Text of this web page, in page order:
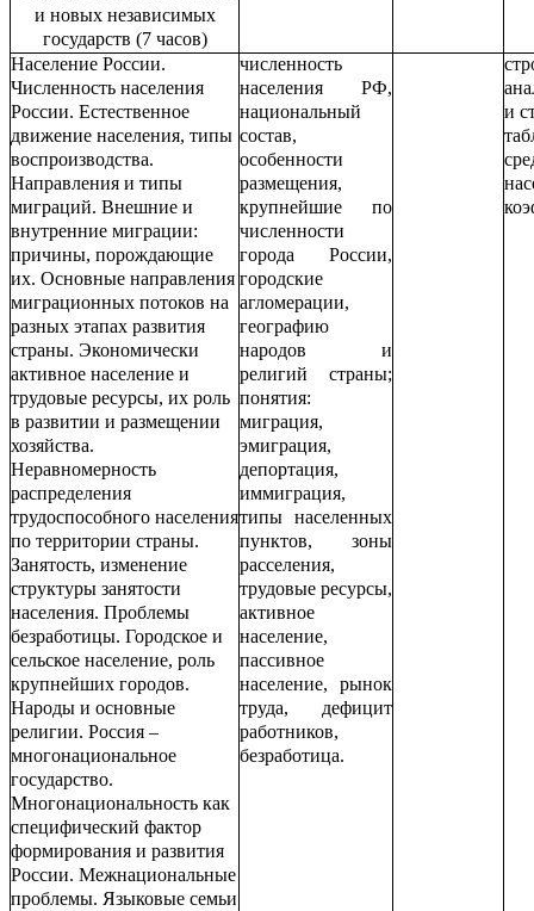
и новых независимых
государств (7 часов)
Население России.
Численность населения
России. Естественное
движение населения, типы
воспроизводства.
Направления и типы
миграций. Внешние и
внутренние миграции:
причины, порождающие
их. Основные направления
миграционных потоков на
разных этапах развития
страны. Экономически
активное население и
трудовые ресурсы, их роль
в развитии и размещении
хозяйства.
Неравномерность
распределения
трудоспособного населения
по территории страны.
Занятость, изменение
структуры занятости
населения. Проблемы
безработицы. Городское и
сельское население, роль
крупнейших городов.
Народы и основные
религии. Россия –
многонациональное
государство.
Многонациональность как
специфический фактор
формирования и развития
России. Межнациональные
проблемы. Языковые семьи
численность
населения РФ,
национальный
состав,
особенности
размещения,
крупнейшие по
численности
города России,
городские
агломерации,
географию
народов и
религий страны;
понятия:
миграция,
эмиграция,
депортация,
иммиграция,
типы населенных
пунктов, зоны
расселения,
трудовые ресурсы,
активное
население,
пассивное
население, рынок
труда, дефицит
работников,
безработица.
и